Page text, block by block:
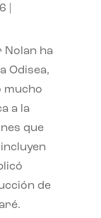
ha
Odisea,
mucho
a la
que
de